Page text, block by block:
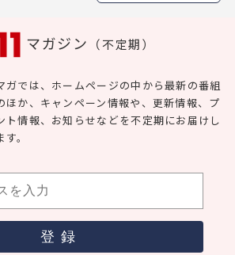
マガジン （不定期）
ガでは、ホームページの中から最新の番組
ほか、キャンペーン情報や、更新情報、プ
ト情報、お知らせなどを不定期にお届けし
す。